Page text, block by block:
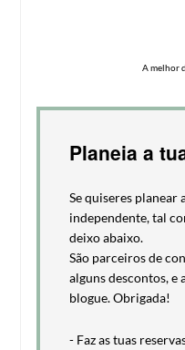
A melhor
Planeia a
Se quiseres planear
independente, tal
deixo abaixo.
São parceiros de
alguns descontos, e
blogue. Obrigada!
- Faz as tuas